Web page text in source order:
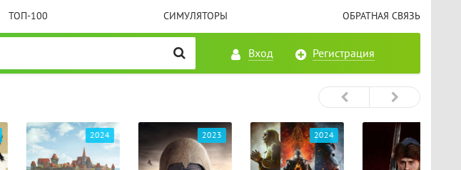
ТОП-100 СИМУЛЯТОРЫ ОБРАТНАЯ СВЯЗЬ
Вход Регистрация
2024 2023 2024 2024